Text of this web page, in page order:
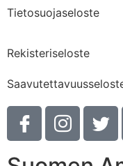
Tietosuojaseloste
Rekisteriseloste